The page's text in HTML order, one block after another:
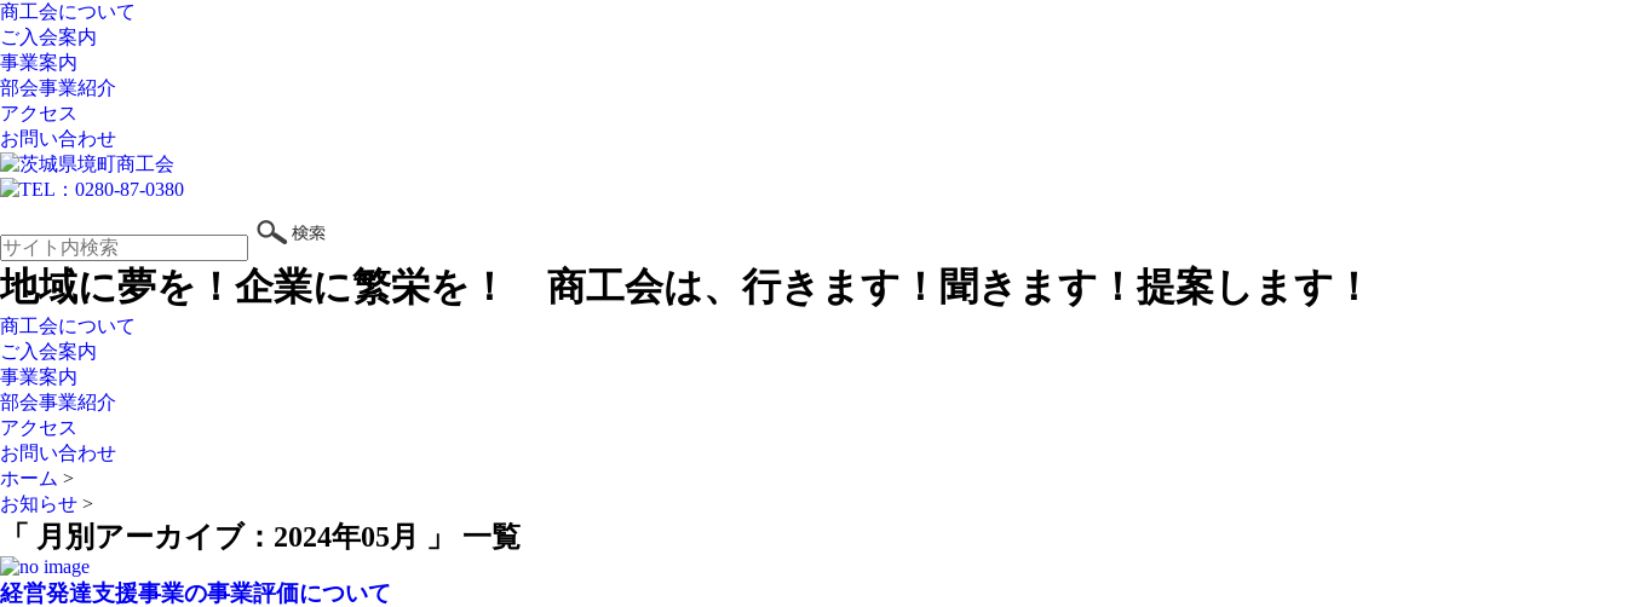
商工会について
ご入会案内
事業案内
部会事業紹介
アクセス
お問い合わせ
地域に夢を！企業に繁栄を！ 商工会は、行きます！聞きます！提案します！
商工会について
ご入会案内
事業案内
部会事業紹介
アクセス
お問い合わせ
ホーム >
お知らせ >
「 月別アーカイブ：2024年05月 」 一覧
経営発達支援事業の事業評価について